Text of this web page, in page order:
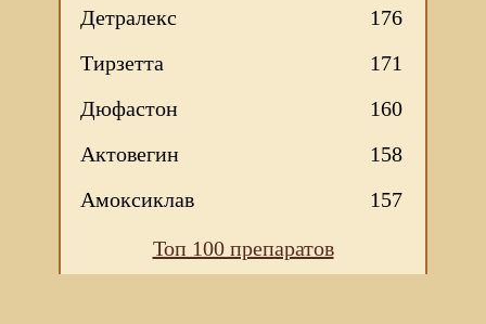
Детралекс
176
Тирзетта
171
Дюфастон
160
Актовегин
158
Амоксиклав
157
Топ 100 препаратов